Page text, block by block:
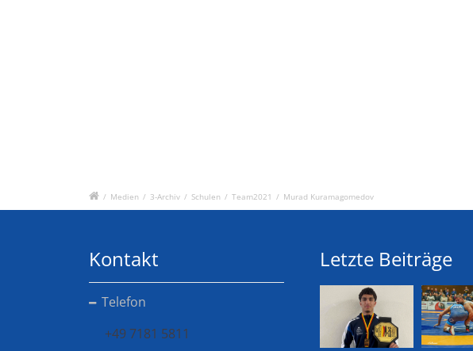
/ Medien / 3-Archiv / Schulen / Team2021 / Murad Kuramagomedov
Kontakt
Telefon
+49 7181 5811
Letzte Beiträge